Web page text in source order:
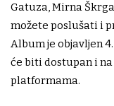
Gatuza, Mirna
možete poslušati i
Album je objavljen
će biti dostupan i
platformama.